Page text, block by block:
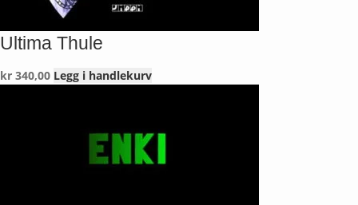
Ultima Thule
kr 340,00 Legg i handlekurv